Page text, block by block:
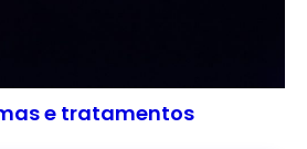
e tratamentos